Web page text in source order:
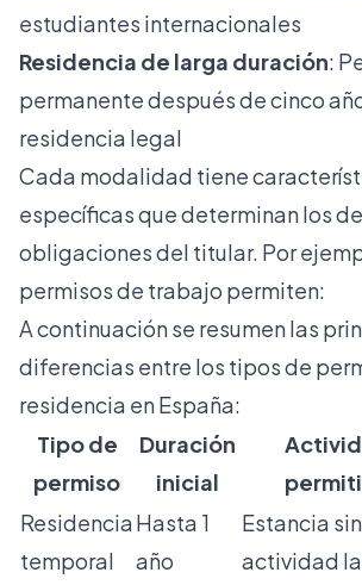
estudiantes internacionales
Residencia de larga duración:
permanente después de cinco
residencia legal
Cada modalidad tiene
específicas que determinan los
obligaciones del titular. Por
permisos de trabajo permiten:
A continuación se resumen las
diferencias entre los tipos de
residencia en España:
Tipo de
permiso
Duración
inicial
Residencia
temporal
Hasta 1
año
Estancia sin
actividad